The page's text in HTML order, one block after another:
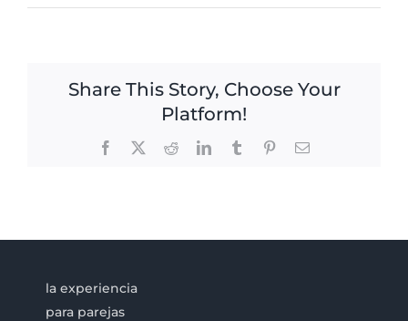
Share This Story, Choose Your
Platform!
Facebook RedditLinkedInTumblr PinterestEmail
la experiencia
para parejas